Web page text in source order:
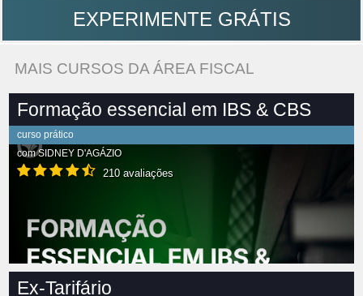
EXPERIMENTE GRÁTIS
MAIS CURSOS DA ÁREA FISCAL
Formação essencial em IBS & CBS
curso prático
comSIDNEY D'AGÁZIO
210 avaliações
Ex-Tarifário